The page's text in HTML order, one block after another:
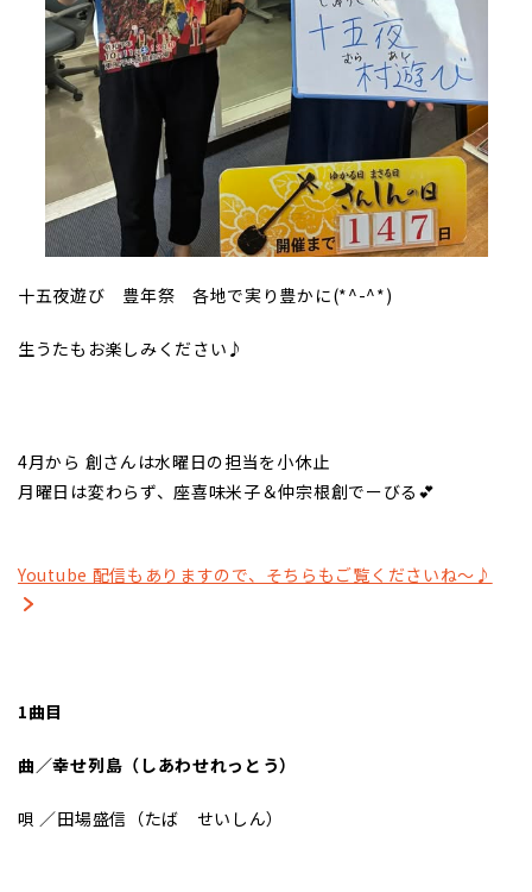
十五夜遊び 豊年祭 各地で実り豊かに(*^-^*)
生うたもお楽しみください♪
4月から 創さんは水曜日の担当を小休止
月曜日は変わらず、座喜味米子＆仲宗根創でーびる💕
Youtube 配信もありますので、そちらもご覧くださいね～♪
1曲目
曲／幸せ列島（しあわせれっとう）
唄 ／田場盛信（たば せいしん）